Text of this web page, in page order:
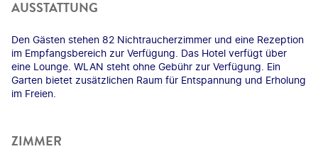
AUSSTATTUNG
Den Gästen stehen 82 Nichtraucherzimmer und eine Rezeption
im Empfangsbereich zur Verfügung. Das Hotel verfügt über
eine Lounge. WLAN steht ohne Gebühr zur Verfügung. Ein
Garten bietet zusätzlichen Raum für Entspannung und Erholung
im Freien.
ZIMMER